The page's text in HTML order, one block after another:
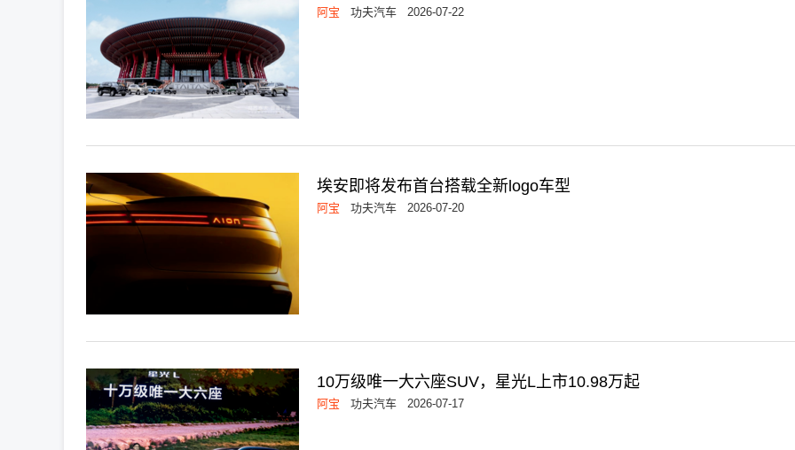
阿宝 功夫汽车 2026-07-22
埃安即将发布首台搭载全新logo车型
阿宝 功夫汽车 2026-07-20
10万级唯一大六座SUV，星光L上市10.98万起
阿宝 功夫汽车 2026-07-17